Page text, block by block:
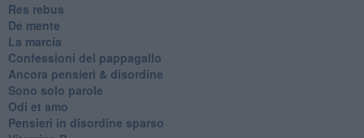
Res rebus
De mente
La marcia
Confessioni del pappagallo
Ancora pensieri & disordine
Sono solo parole
Odi et amo
Pensieri in disordine sparso